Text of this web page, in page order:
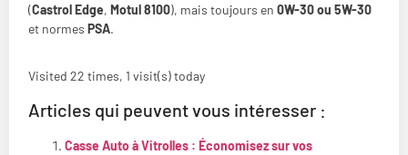
(Castrol Edge, Motul 8100), mais toujours en 0W-30 ou 5W-30
et normes PSA.
Visited 22 times, 1 visit(s) today
Articles qui peuvent vous intéresser :
Casse Auto à Vitrolles : Économisez sur vos